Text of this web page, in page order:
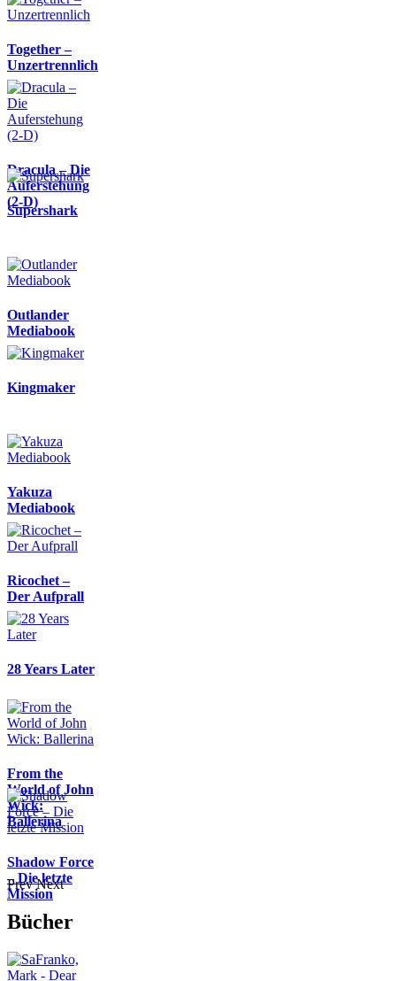
Together –
Unzertrennlich
Dracula – Die
Auferstehung
(2-D)
Supershark
Outlander
Mediabook
Kingmaker
Yakuza
Mediabook
Ricochet –
Der Aufprall
28 Years Later
From the
World of John
Wick:
Ballerina
Shadow Force
– Die letzte
Mission
Prev Next
Bücher